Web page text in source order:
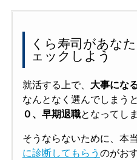
くら寿司があな
ェックしよう
就活する上で、 大事にな
なんとなく選んでしまう
０、早期退職となってし
そうならないために、本
に診断してもらう のがお